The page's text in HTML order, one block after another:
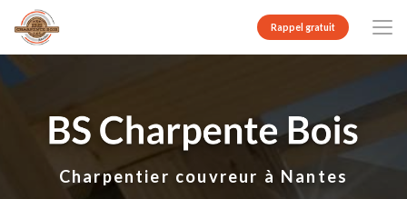
contenu
principal
Rappel gratuit
Charpentier couvreur à Nantes